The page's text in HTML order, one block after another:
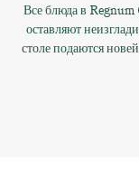
Все блюда в Regnum
оставляют
столе подаются